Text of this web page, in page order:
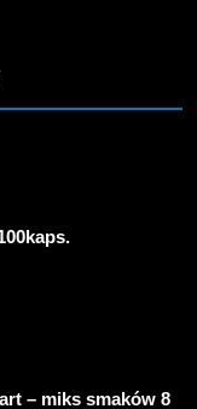
– miks smaków 8